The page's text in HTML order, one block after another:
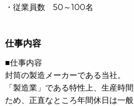
・従業員数 50～100名
仕事内容
■仕事内容
封筒の製造メーカーである当社。
「製造業」である特性上、生産時
ため、正直なところ年間休日は一